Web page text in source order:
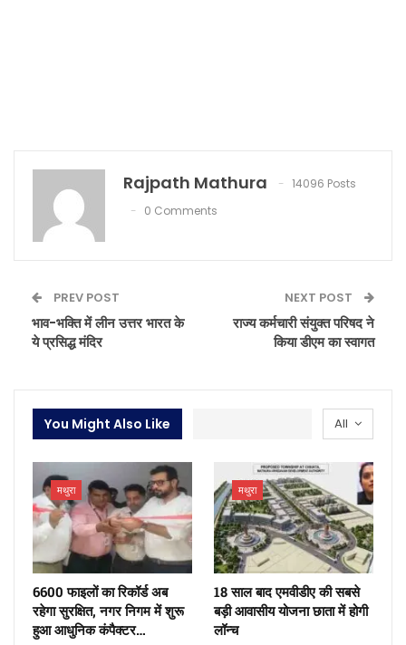
Rajpath Mathura
14096 Posts
0 Comments
PREV POST
भाव-भक्ति में लीन उत्तर भारत के
ये प्रसिद्ध मंदिर
NEXT POST
राज्य कर्मचारी संयुक्त परिषद ने
किया डीएम का स्वागत
All
You Might Also Like
मथुरा
6600 फाइलों का रिकॉर्ड अब
रहेगा सुरक्षित, नगर निगम में शुरू
हुआ आधुनिक कंपैक्टर…
मथुरा
18 साल बाद एमवीडीए की सबसे
बड़ी आवासीय योजना छाता में होगी
लॉन्च